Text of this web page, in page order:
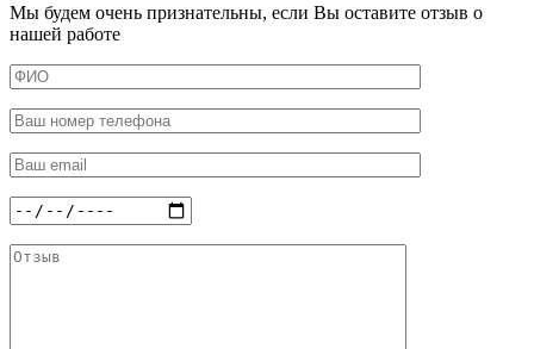
Мы будем очень признательны, если Вы оставите отзыв о
нашей работе